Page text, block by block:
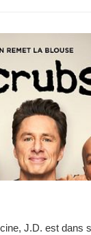
J.D. est dans